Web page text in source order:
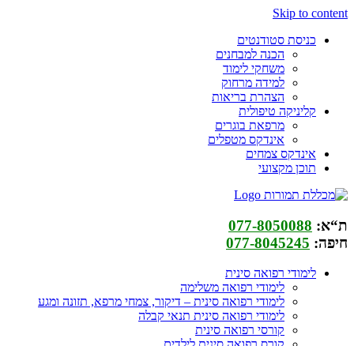
Skip to content
כניסת סטודנטים
הכנה למבחנים
משחקי לימוד
למידה מרחוק
הצהרת בריאות
קליניקה טיפולית
מרפאת בוגרים
אינדקס מטפלים
אינדקס צמחים
תוכן מקצועי
ת“א: 077-8050088
חיפה: 077-8045245
לימודי רפואה סינית
לימודי רפואה משלימה
לימודי רפואה סינית – דיקור, צמחי מרפא, תזונה ומגע
לימודי רפואה סינית תנאי קבלה
קורסי רפואה סינית